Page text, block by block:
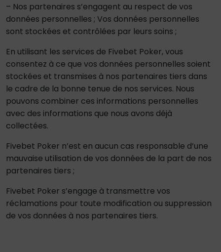
– Nos partenaires s’engagent au respect de vos
données personnelles ; Vos données personnelles
sont stockées et contrôlées par leurs soins ;
En utilisant les services de Fivebet Poker, vous
consentez à ce que vos données personnelles soient
stockées et transmises à nos partenaires tiers dans
le cadre de la bonne tenue de nos services. Nous
pouvons combiner ces informations personnelles
avec des informations que nous avons déjà
collectées.
Fivebet Poker n’est en aucun cas responsable d’une
mauvaise utilisation de vos données de la part de nos
partenaires tiers ;
Fivebet Poker s’engage à transmettre vos
réclamations pour toute modification ou suppression
de vos données à nos partenaires tiers.